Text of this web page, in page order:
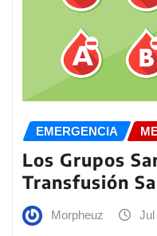
EMERGENCIA
Los Grupos
Transfusión
Morpheuz Jul